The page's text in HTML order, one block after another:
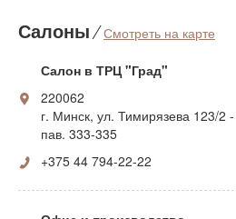
Салоны⁄Смотреть на карте
Салон в ТРЦ "Град"
220062
г. Минск, ул. Тимирязева 123/2
пав. 333-335
+375 44 794-22-22